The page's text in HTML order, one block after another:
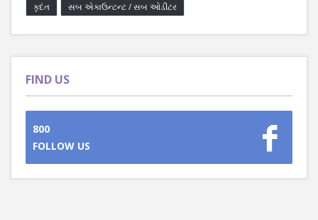
કૃદંત
સબ એકાઉન્ટન્ટ / સબ ઓડીટર
FIND US
800
FOLLOW US